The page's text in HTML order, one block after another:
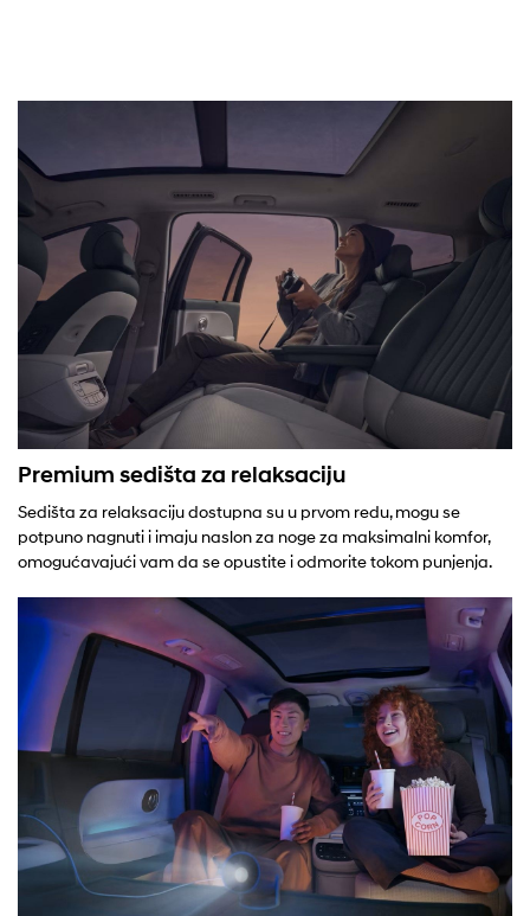
Premium sedišta za relaksaciju
Sedišta za relaksaciju dostupna su u prvom redu, mogu se
potpuno nagnuti i imaju naslon za noge za maksimalni komfor,
omogućavajući vam da se opustite i odmorite tokom punjenja.